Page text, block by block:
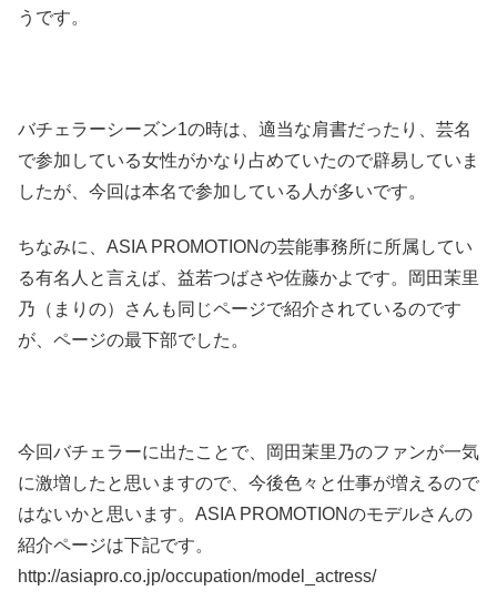
うです。
バチェラーシーズン1の時は、適当な肩書だったり、芸名
で参加している女性がかなり占めていたので辟易していま
したが、今回は本名で参加している人が多いです。
ちなみに、ASIA PROMOTIONの芸能事務所に所属してい
る有名人と言えば、益若つばさや佐藤かよです。岡田茉里
乃（まりの）さんも同じページで紹介されているのです
が、ページの最下部でした。
今回バチェラーに出たことで、岡田茉里乃のファンが一気
に激増したと思いますので、今後色々と仕事が増えるので
はないかと思います。ASIA PROMOTIONのモデルさんの
紹介ページは下記です。
http://asiapro.co.jp/occupation/model_actress/